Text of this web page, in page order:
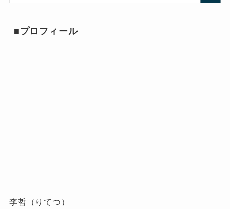
■プロフィール
李哲（りてつ）